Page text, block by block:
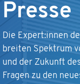
Presse
Die Expert:innen
breiten Spektrum
und der Zukunft
Fragen zu den